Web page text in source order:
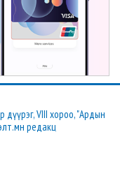
VIII хороо, "Ардын
редакц